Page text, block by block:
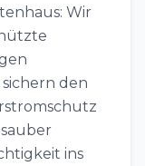
Wir
den
ins